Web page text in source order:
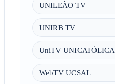
UNILEÃO TV
UNIRB TV
UniTV UNICATÓLICA
WebTV UCSAL